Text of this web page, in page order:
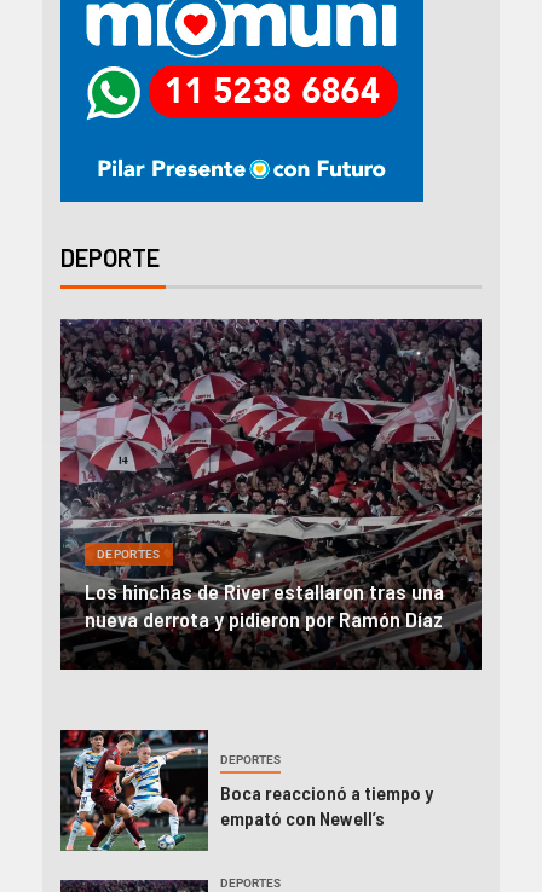
DEPORTE
DEPORTES
River, en caída libre: perdió con Central y
el Monumental explotó
DEPORTES
Boca reaccionó a tiempo y
empató con Newell’s
DEPORTES